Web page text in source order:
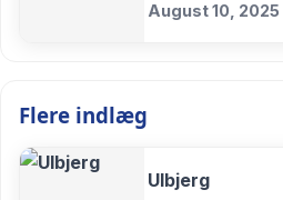
August 10, 2025
Flere indlæg
Ulbjerg